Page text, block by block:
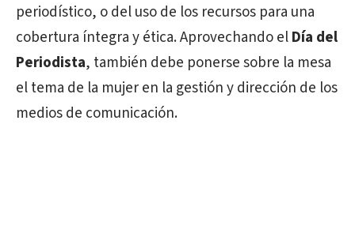
periodístico, o del uso de los recursos para una
cobertura íntegra y ética. Aprovechando elDía del
Periodista, también debe ponerse sobre la mesa
el tema de la mujer en la gestión y dirección de los
medios de comunicación.